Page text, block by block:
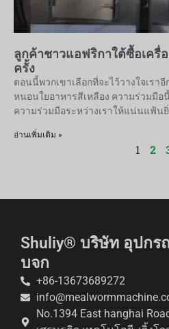
ลูกค้าชาวแอฟริกาใต้ซื้อเครื่
ครั้ง
ตอนนี้พวกเขาเลือกที่จะไว้วางใจเรา
หนอนใยอาหารสีเหลือง ความร่วมมื
ความร่วมมือระหว่างเราให้แน่นแฟ้น
อ่านเพิ่มเติม »
1 2
Shuliy® บริษัท อุปกร
บจก
+86-13673689272
No.1394 East hanghai